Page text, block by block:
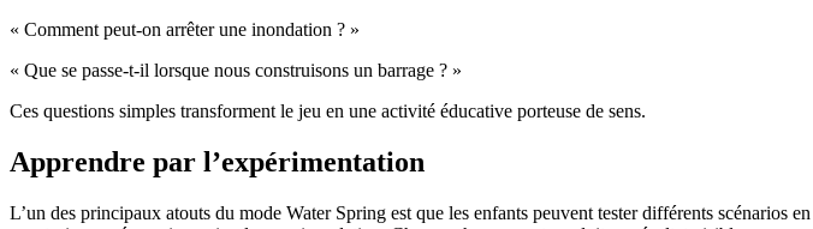
« Comment peut-on arrêter une inondation ? »
« Que se passe-t-il lorsque nous construisons un barrage ? »
Ces questions simples transforment le jeu en une activité éducative porteuse de sens.
Apprendre par l’expérimentation
L’un des principaux atouts du mode Water Spring est que les enfants peuvent tester différents scénarios